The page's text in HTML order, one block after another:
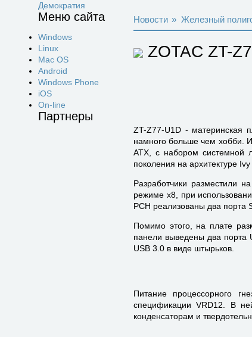
Демократия
Меню сайта
Windows
Linux
Mac OS
Android
Windows Phone
iOS
On-line
Партнеры
Новости » Железный
ZOTAC ZT-
ZT-Z77-U1D - материнская
намного больше чем хобби.
ATX, с набором системной
поколения на архитектуре Ivy
Разработчики разместили
режиме x8, при
PCH реализованы два порта
Помимо этого, на плате
панели выведены два
USB 3.0 в виде штырьков.
Питание процессорного
спецификации VRD12. В
конденсаторам и